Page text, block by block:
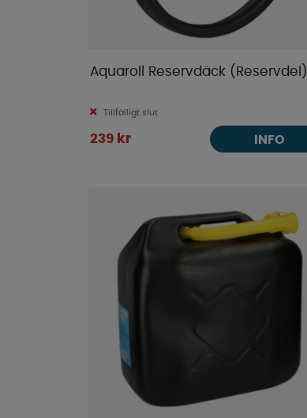
Aquaroll Reservdäck (Reservdel)
Tillfälligt slut
239 kr INFO